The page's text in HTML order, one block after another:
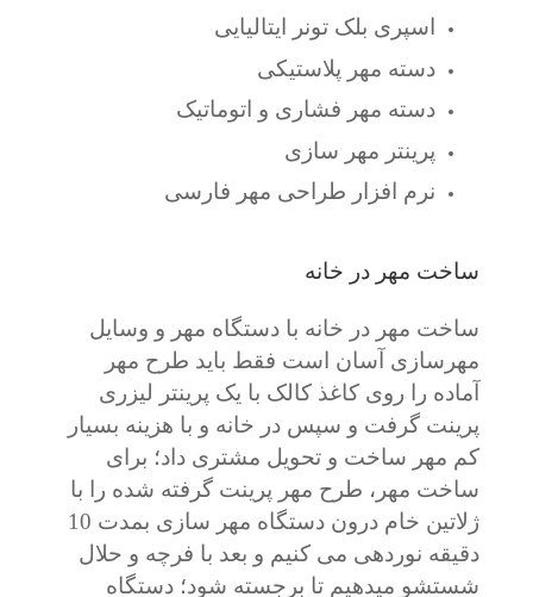
اسپری بلک تونر ایتالیایی
دسته مهر پلاستیکی
دسته مهر فشاری و اتوماتیک
پرینتر مهر سازی
نرم افزار طراحی مهر فارسی
ساخت مهر در خانه
ساخت مهر در خانه با دستگاه مهر و وسایل
مهرسازی آسان است فقط باید طرح مهر
آماده را روی کاغذ کالک با یک پرینتر لیزری
پرینت گرفت و سپس در خانه و با هزینه بسیار
کم مهر ساخت و تحویل مشتری داد؛ برای
ساخت مهر، طرح مهر پرینت گرفته شده را با
ژلاتین خام درون دستگاه مهر سازی بمدت 10
دقیقه نوردهی می کنیم و بعد با فرچه و حلال
شستشو میدهیم تا برجسته شود؛ دستگاه